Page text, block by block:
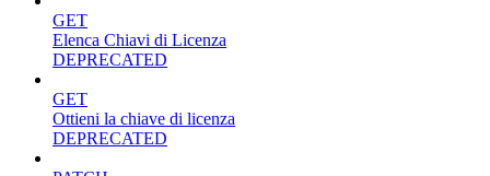
GET
Elenca Chiavi di Licenza
DEPRECATED
GET
Ottieni la chiave di licenza
DEPRECATED